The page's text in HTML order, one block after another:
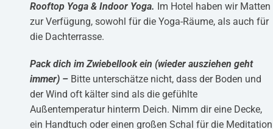
Rooftop Yoga & Indoor Yoga. Im Hotel haben wir Matten
zur Verfügung, sowohl für die Yoga-Räume, als auch für
die Dachterrasse.
Pack dich im Zwiebellook ein (wieder ausziehen geht
immer) – Bitte unterschätze nicht, dass der Boden und
der Wind oft kälter sind als die gefühlte
Außentemperatur hinterm Deich. Nimm dir eine Decke,
ein Handtuch oder einen großen Schal für die Meditation